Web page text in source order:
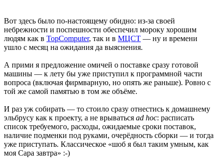
Вот здесь было по-настоящему обидно: из-за своей
небрежности и поспешности обеспечил мороку хорошим
людям как в TopComputer, так и в МЦСТ — ну и времени
ушло с месяц на ожидания да выяснения.
А прими я предложение омичей о поставке сразу готовой
машины — к лету бы уже приступил к программной части
вопроса (включая фирмварную, но опять же раньше). Ровно с
той же самой памятью в том же объёме.
И раз уж собирать — то стоило сразу отнестись к домашнему
эльбрусу как к проекту, а не врываться ad hoc: расписать
список требуемого, расходы, ожидаемые сроки поставок,
наличие подменки под руками, очерёдность сборки — и тогда
уже приступать. Классическое «шоб я был таким умным, как
моя Сара завтра» :-)